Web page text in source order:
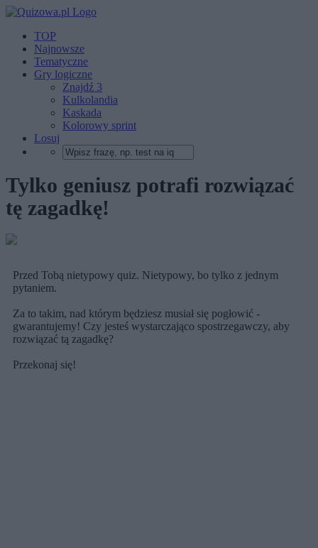
TOP
Najnowsze
Tematyczne
Gry logiczne
Znajdź 3
Kulkolandia
Kaskada
Kolorowy sprint
Losuj
Tylko geniusz potrafi rozwiązać
tę zagadkę!
Przed Tobą nietypowy quiz. Nietypowy, bo tylko z jednym
pytaniem.
Za to takim, nad którym będziesz musiał się pogłowić -
gwarantujemy! Czy jesteś wystarczająco spostrzegawczy, aby
rozwiązać tą zagadkę?
Przekonaj się!